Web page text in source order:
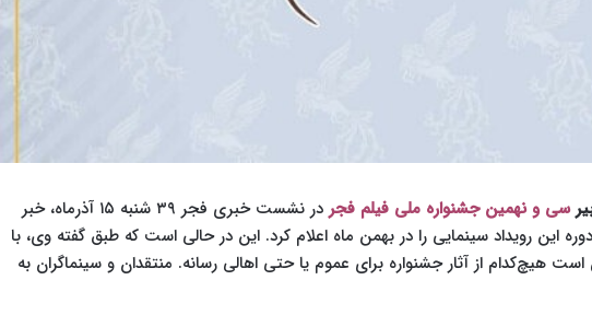
سی و نهمین جشنواره ملی فیلم فجر
در نشست خبری فجر ۳۹ شنبه ۱۵ آذرماه، خبر
این رویداد سینمایی را در بهمن ماه اعلام کرد. این در حالی است که طبق گفته وی، با
هیچ‌کدام از آثار جشنواره برای عموم یا حتی اهالی رسانه. منتقدان و سینماگران به